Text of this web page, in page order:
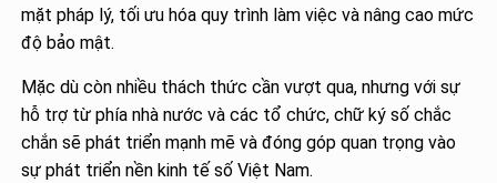
mặt pháp lý, tối ưu hóa quy trình làm việc và nâng cao mức
độ bảo mật.
Mặc dù còn nhiều thách thức cần vượt qua, nhưng với sự
hỗ trợ từ phía nhà nước và các tổ chức, chữ ký số chắc
chắn sẽ phát triển mạnh mẽ và đóng góp quan trọng vào
sự phát triển nền kinh tế số Việt Nam.